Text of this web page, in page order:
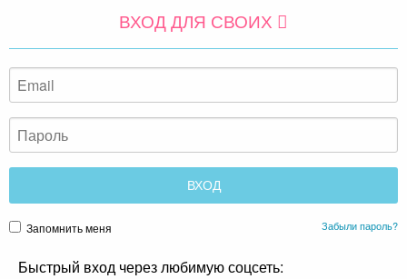
ВХОД ДЛЯ СВОИХ
Запомнить меня Забыли пароль?
Быстрый вход через любимую соцсеть: